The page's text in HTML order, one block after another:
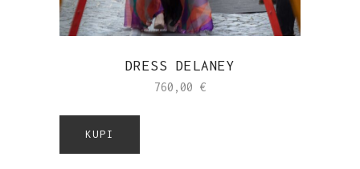
DRESS DELANEY
760,00 €
KUPI